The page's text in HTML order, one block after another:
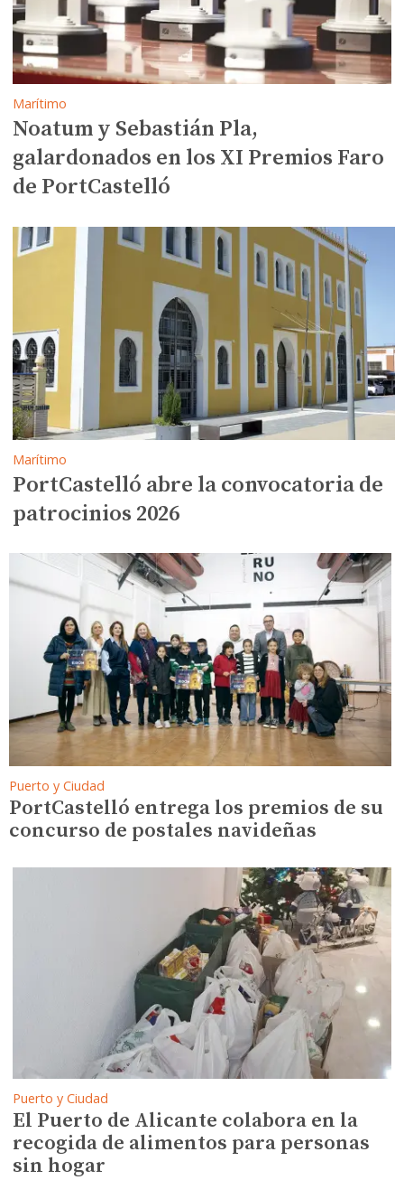
Marítimo
Noatum y Sebastián Pla,
galardonados en los XI Premios Faro
de PortCastelló
Marítimo
PortCastelló abre la convocatoria de
patrocinios 2026
Puerto y Ciudad
PortCastelló entrega los premios de su
concurso de postales navideñas
Puerto y Ciudad
El Puerto de Alicante colabora en la
recogida de alimentos para personas
sin hogar